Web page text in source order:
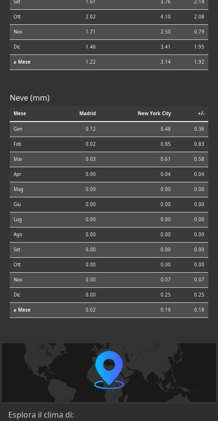
Set 1.61 3.76 2.14
Ott 2.02 4.10 2.08
Nov 1.71 2.50 0.79
Dic 1.46 3.41 1.95
⌀ Mese 1.22 3.14 1.92
Neve (mm)
Mese Madrid New York City +/-
Gen 0.12 0.48 0.36
Feb 0.02 0.85 0.83
Mar 0.03 0.61 0.58
Apr 0.00 0.04 0.04
Mag 0.00 0.00 0.00
Giu 0.00 0.00 0.00
Lug 0.00 0.00 0.00
Ago 0.00 0.00 0.00
Set 0.00 0.00 0.00
Ott 0.00 0.00 0.00
Nov 0.00 0.07 0.07
Dic 0.00 0.25 0.25
⌀ Mese 0.02 0.19 0.18
Esplora il clima di: